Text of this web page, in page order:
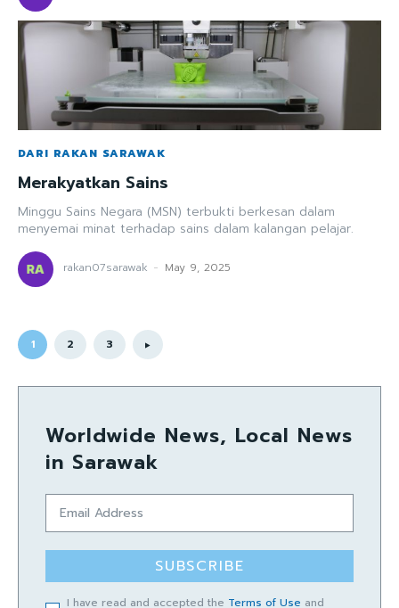
DARI RAKAN SARAWAK
Merakyatkan Sains
Minggu Sains Negara (MSN) terbukti berkesan dalam
menyemai minat terhadap sains dalam kalangan pelajar.
rakan07sarawak - May 9, 2025
1 2 3
Worldwide News, Local News
in Sarawak
SUBSCRIBE
I have read and accepted the Terms of Use and